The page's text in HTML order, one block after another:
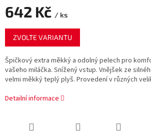
642 Kč / ks
Měrná
cena:
ZVOLTE VARIANTU
Špičkový extra měkký a odolný pelech pro
vašeho miláčka. Snížený vstup. Vnějšek ze
velmi měkký teplý plyš. Provedení v různých
Detailní informace